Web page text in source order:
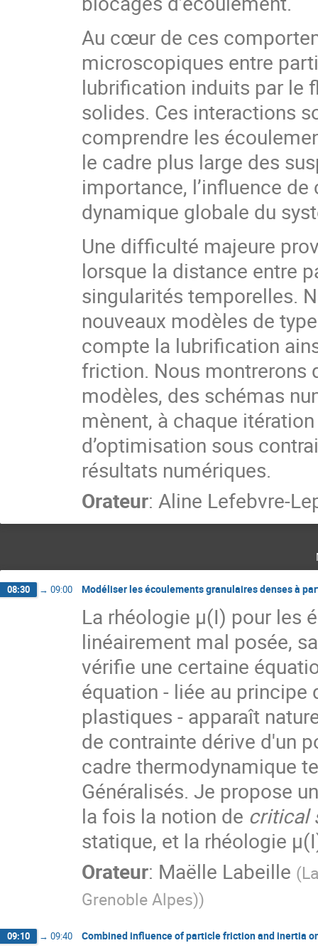
Au cœur de ces
microscopiques entre
lubrification induits par le
solides. Ces interactions
comprendre les
le cadre plus large des
importance, l’influence
dynamique globale du
Une difficulté majeure
lorsque la distance entre
singularités temporelles.
nouveaux modèles de
compte la lubrification
friction. Nous montrerons
modèles, des schémas
mènent, à chaque
d’optimisation sous
résultats numériques.
Orateur: Aline Lefebvre-
08:30 → 09:00 Modéliser les écoulements granulaires denses à
La rhéologie μ(I) pour les
linéairement mal posée,
vérifie une certaine
équation - liée au
plastiques - apparaît
de contrainte dérive d'un
cadre thermodynamique
Généralisés. Je propose
la fois la notion de critical
statique, et la rhéologie
Orateur: Maëlle Labeille (
Grenoble Alpes))
09:10 → 09:40 Combined influence of particle friction and inertia